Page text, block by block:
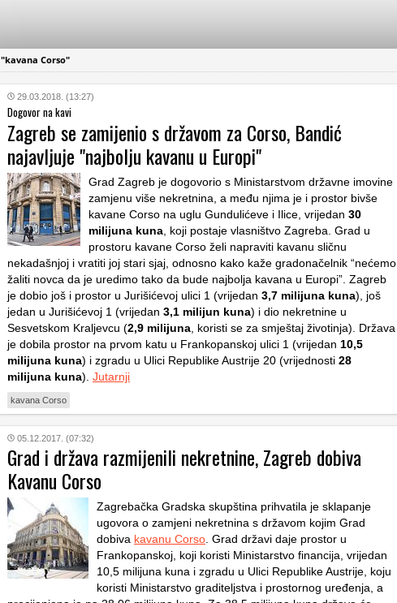
"kavana Corso"
29.03.2018. (13:27)
Dogovor na kavi
Zagreb se zamijenio s državom za Corso, Bandić
najavljuje "najbolju kavanu u Europi"
Grad Zagreb je dogovorio s Ministarstvom državne imovine
zamjenu više nekretnina, a među njima je i prostor bivše
kavane Corso na uglu Gundulićeve i Ilice, vrijedan 30
milijuna kuna , koji postaje vlasništvo Zagreba. Grad u
prostoru kavane Corso želi napraviti kavanu sličnu
nekadašnjoj i vratiti joj stari sjaj, odnosno kako kaže gradonačelnik “nećemo
žaliti novca da je uredimo tako da bude najbolja kavana u Europi”. Zagreb
je dobio još i prostor u Jurišićevoj ulici 1 (vrijedan 3,7 milijuna kuna), još
jedan u Jurišićevoj 1 (vrijedan 3,1 milijun kuna) i dio nekretnine u
Sesvetskom Kraljevcu (2,9 milijuna , koristi se za smještaj životinja). Država
je dobila prostor na prvom katu u Frankopanskoj ulici 1 (vrijedan 10,5
milijuna kuna) i zgradu u Ulici Republike Austrije 20 (vrijednosti 28
milijuna kuna). Jutarnji
kavana Corso
05.12.2017. (07:32)
Grad i država razmijenili nekretnine, Zagreb dobiva
Kavanu Corso
Zagrebačka Gradska skupština prihvatila je sklapanje
ugovora o zamjeni nekretnina s državom kojim Grad
dobiva kavanu Corso . Grad državi daje prostor u
Frankopanskoj, koji koristi Ministarstvo financija, vrijedan
10,5 milijuna kuna i zgradu u Ulici Republike Austrije, koju
koristi Ministarstvo graditeljstva i prostornog uređenja, a